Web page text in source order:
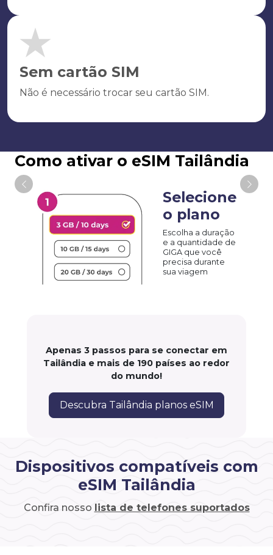
Sem cartão SIM
Não é necessário trocar seu cartão SIM.
Como ativar o eSIM Tailândia
Selecione
o plano
Escolha a duração
e a quantidade de
GIGA que você
precisa durante
sua viagem
Apenas 3 passos para se conectar em
Tailândia e mais de 190 países ao redor
do mundo!
Descubra Tailândia planos eSIM
Dispositivos compatíveis com
eSIM Tailândia
Confira nosso lista de telefones suportados